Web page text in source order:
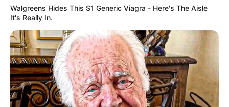
Walgreens Hides This $1 Generic Viagra - Here's The Aisle
It's Really In.